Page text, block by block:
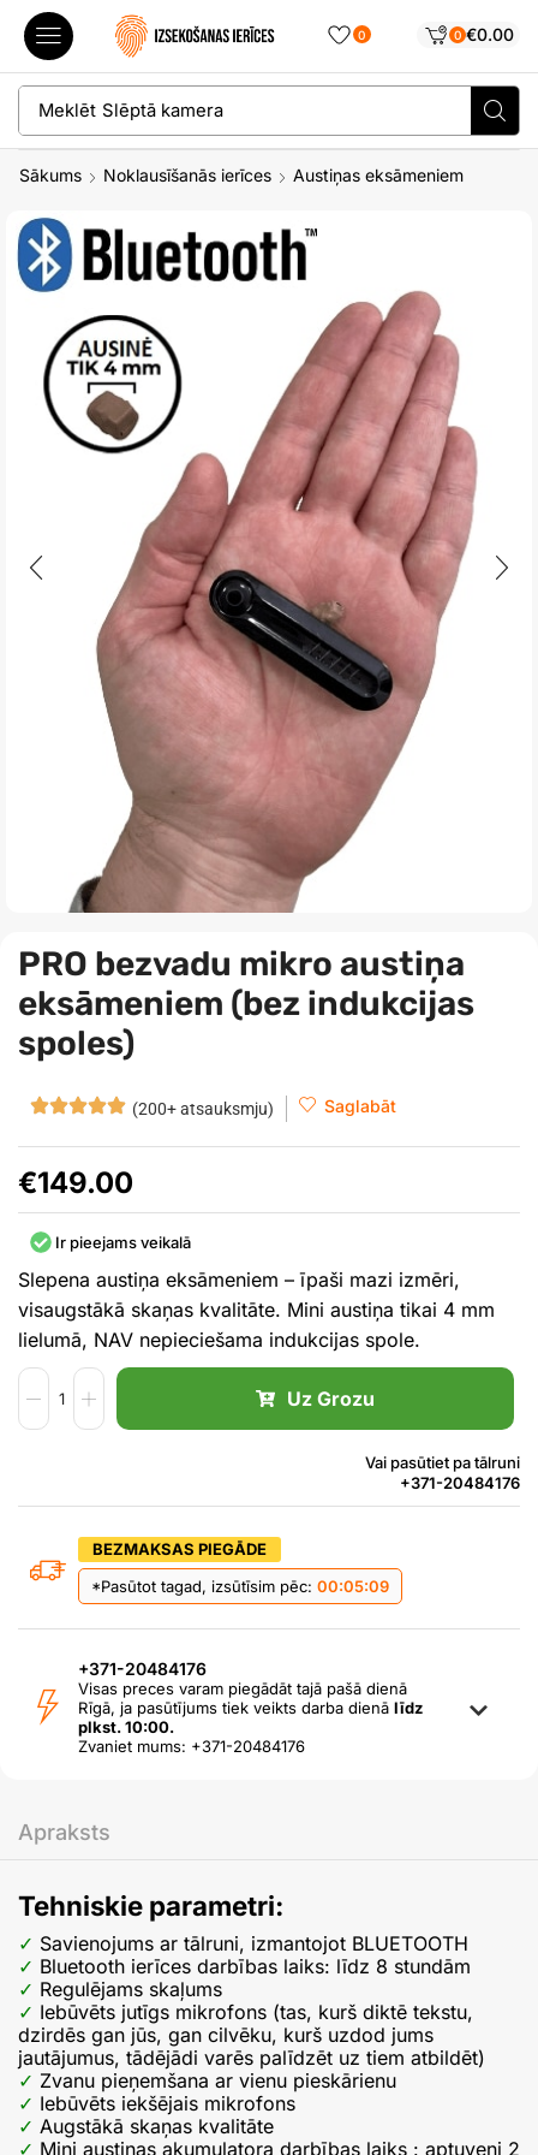
0 0 €0.00
Meklēt Slēptā kamera
Sākums Noklausīšanās ierīces Austiņas eksāmeniem
PRO bezvadu mikro austiņa
eksāmeniem (bez indukcijas
spoles)
(200+ atsauksmju) Saglabāt
€149.00
Ir pieejams veikalā
Slepena austiņa eksāmeniem – īpaši mazi izmēri,
visaugstākā skaņas kvalitāte. Mini austiņa tikai 4 mm
lielumā, NAV nepieciešama indukcijas spole.
Uz Grozu
Vai pasūtiet pa tālruni
+371-20484176
BEZMAKSAS PIEGĀDE
*Pasūtot tagad, izsūtīsim pēc: 00:05:09
+371-20484176
Visas preces varam piegādāt tajā pašā dienā
Rīgā, ja pasūtījums tiek veikts darba dienā līdz
plkst. 10:00.
Zvaniet mums: +371-20484176
Apraksts
Tehniskie parametri:
Savienojums ar tālruni, izmantojot BLUETOOTH
Bluetooth ierīces darbības laiks: līdz 8 stundām
Regulējams skaļums
Iebūvēts jutīgs mikrofons (tas, kurš diktē tekstu,
dzirdēs gan jūs, gan cilvēku, kurš uzdod jums
jautājumus, tādējādi varēs palīdzēt uz tiem atbildēt)
Zvanu pieņemšana ar vienu pieskārienu
Iebūvēts iekšējais mikrofons
Augstākā skaņas kvalitāte
Mini austiņas akumulatora darbības laiks : aptuveni 2